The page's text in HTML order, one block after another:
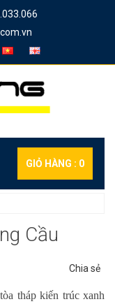
GIỎ HÀNG : 0
Cầu
Chia sẻ
tháp kiến trúc xanh